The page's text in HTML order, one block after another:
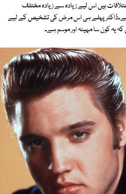
ہیں اس لیے زیادہ سے زیادہ مختلف
پہلے ہی اس مرض کی تشخیص کے لیے
یہ کون سا مہینہ اور موسم ہے۔